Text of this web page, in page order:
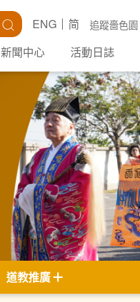
搜尋 追蹤嗇色園
ENG
简
新聞中心 活動日誌
道教推廣